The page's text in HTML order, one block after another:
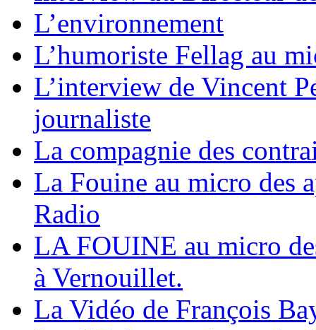
L’environnement
L’humoriste Fellag au
L’interview de Vincent
journaliste
La compagnie des
La Fouine au micro des
Radio
LA FOUINE au micro
à Vernouillet.
La Vidéo de François